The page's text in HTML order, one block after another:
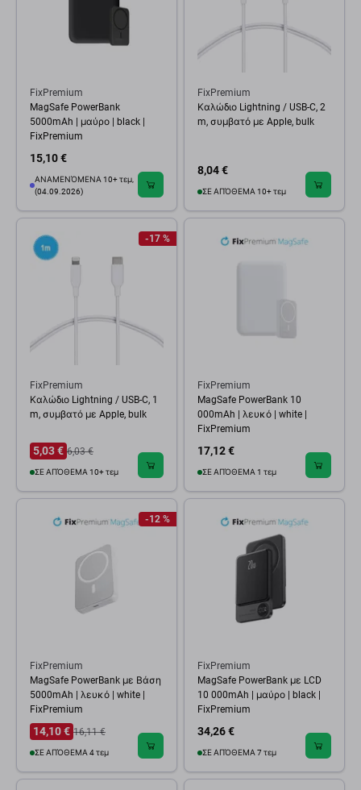
FixPremium
MagSafe PowerBank
5000mAh | μαύρο | black |
FixPremium
15,10 €
ΑΝΑΜΕΝΌΜΕΝΑ 10+ τεμ,
(04.09.2026)
FixPremium
Καλώδιο Lightning / USB-C, 2
m, συμβατό με Apple, bulk
8,04 €
ΣΕ ΑΠΌΘΕΜΑ 10+ τεμ
-17 %
FixPremium
Καλώδιο Lightning / USB-C, 1
m, συμβατό με Apple, bulk
5,03 € 6,03 €
ΣΕ ΑΠΌΘΕΜΑ 10+ τεμ
FixPremium
MagSafe PowerBank 10
000mAh | λευκό | white |
FixPremium
17,12 €
ΣΕ ΑΠΌΘΕΜΑ 1 τεμ
-12 %
FixPremium
MagSafe PowerBank με Βάση
5000mAh | λευκό | white |
FixPremium
14,10 € 16,11 €
ΣΕ ΑΠΌΘΕΜΑ 4 τεμ
FixPremium
MagSafe PowerBank με LCD
10 000mAh | μαύρο | black |
FixPremium
34,26 €
ΣΕ ΑΠΌΘΕΜΑ 7 τεμ